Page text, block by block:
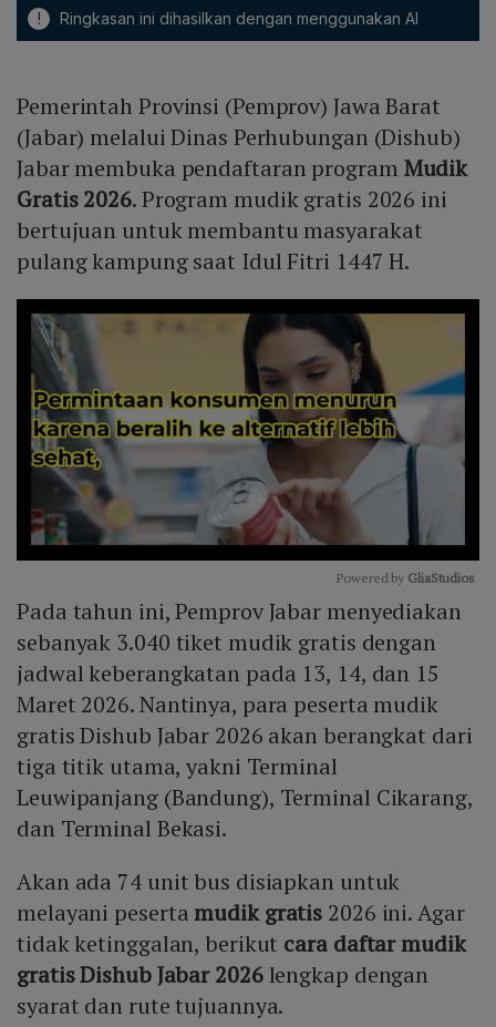
! Ringkasan ini dihasilkan dengan menggunakan AI
Pemerintah Provinsi (Pemprov) Jawa Barat
(Jabar) melalui Dinas Perhubungan (Dishub)
Jabar membuka pendaftaran program Mudik
Gratis 2026. Program mudik gratis 2026 ini
bertujuan untuk membantu masyarakat
pulang kampung saat Idul Fitri 1447 H.
Mute
Powered by GliaStudios
Pada tahun ini, Pemprov Jabar menyediakan
sebanyak 3.040 tiket mudik gratis dengan
jadwal keberangkatan pada 13, 14, dan 15
Maret 2026. Nantinya, para peserta mudik
gratis Dishub Jabar 2026 akan berangkat dari
tiga titik utama, yakni Terminal
Leuwipanjang (Bandung), Terminal Cikarang,
dan Terminal Bekasi.
Akan ada 74 unit bus disiapkan untuk
melayani pesertamudik gratis 2026 ini. Agar
tidak ketinggalan, berikut cara daftar mudik
gratis Dishub Jabar 2026lengkap dengan
syarat dan rute tujuannya.